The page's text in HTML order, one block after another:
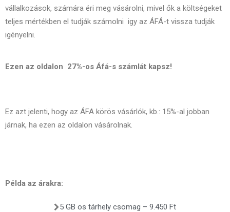
vállalkozások, számára éri meg vásárolni, mivel ők a költségeket
teljes mértékben el tudják számolni igy az ÁFÁ-t vissza tudják
igényelni.
Ezen az oldalon 27%-os Áfá-s számlát kapsz!
Ez azt jelenti, hogy az ÁFA körös vásárlók, kb.: 15%-al jobban
járnak, ha ezen az oldalon vásárolnak.
Példa az árakra:
5 GB os tárhely csomag – 9.450 Ft